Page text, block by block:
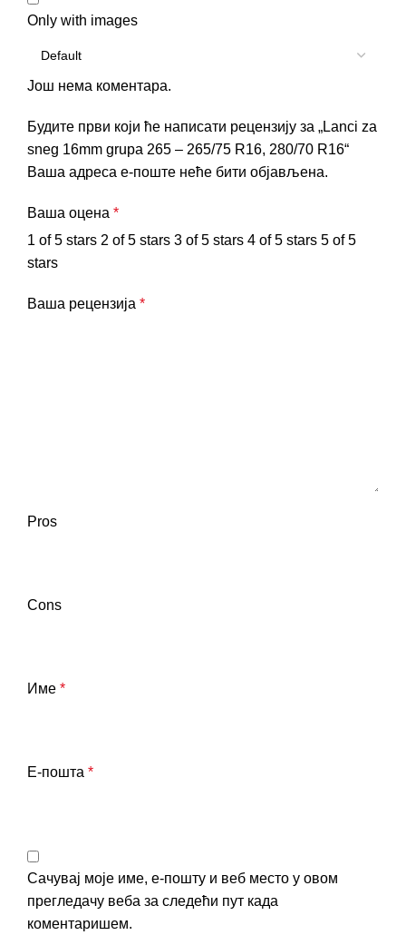
Only with images
Још нема коментара.
Будите први који ће написати рецензију за „Lanci za
sneg 16mm grupa 265 – 265/75 R16, 280/70 R16“
Ваша адреса е-поште неће бити објављена.
Ваша оцена *
1 of 5 stars 2 of 5 stars 3 of 5 stars 4 of 5 stars 5 of 5
stars
Ваша рецензија *
Pros
Cons
Име *
Е-пошта *
Сачувај моје име, е-пошту и веб место у овом
прегледачу веба за следећи пут када
коментаришем.